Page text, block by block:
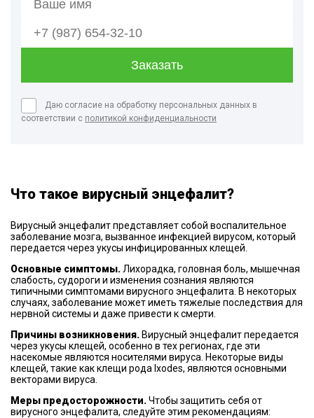
Даю согласие на обработку персональных данных в
соответствии с политикой конфиденциальности
Что такое вирусный энцефалит?
Вирусный энцефалит представляет собой воспалительное
заболевание мозга, вызванное инфекцией вирусом, который
передается через укусы инфицированных клещей.
Основные симптомы. Лихорадка, головная боль, мышечная
слабость, судороги и изменения сознания являются
типичными симптомами вирусного энцефалита. В некоторых
случаях, заболевание может иметь тяжелые последствия для
нервной системы и даже привести к смерти.
Причины возникновения. Вирусный энцефалит передается
через укусы клещей, особенно в тех регионах, где эти
насекомые являются носителями вируса. Некоторые виды
клещей, такие как клещи рода Ixodes, являются основными
векторами вируса.
Меры предосторожности.Чтобы защитить себя от
вирусного энцефалита, следуйте этим рекомендациям: